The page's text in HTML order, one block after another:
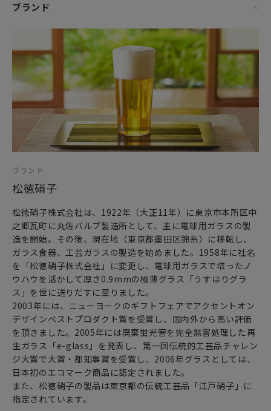
ブランド
ブランド
松徳硝子
松徳硝子株式会社は、1922年（大正11年）に東京市本所区中
之郷瓦町に丸佐バルブ製造所として、主に電球用ガラスの製
造を開始。その後、現在地（東京都墨田区錦糸）に移転し、
ガラス食器、工芸ガラスの製造を始めました。1958年に社名
を「松徳硝子株式会社」に変更し、電球用ガラスで培ったノ
ウハウを活かして厚さ0.9mmの極薄グラス「うすはりグラ
ス」を世に送りだすに至りました。
2003年には、ニューヨークのギフトフェアでアクセントオン
デザインベストプロダクト賞を受賞し、国内外から高い評価
を頂きました。2005年には廃棄蛍光管を完全無害処理した再
生ガラス「e-glass」を発表し、第一回伝統的工芸品チャレン
ジ大賞で大賞・都知事賞を受賞し、2006年グラスとしては、
日本初のエコマーク商品に認定されました。
また、松徳硝子の製品は東京都の伝統工芸品「江戸硝子」に
指定されています。